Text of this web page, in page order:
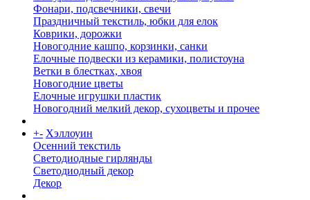
Фонари, подсвечники, свечи
Праздничный текстиль, юбки для елок
Коврики, дорожки
Новогодние кашпо, корзинки, санки
Елочные подвески из керамики, полистоуна
Ветки в блестках, хвоя
Новогодние цветы
Елочные игрушки пластик
Новогодний мелкий декор, сухоцветы и прочее
+- Хэллоуин
Осенний текстиль
Светодиодные гирлянды
Светодиодный декор
Декор